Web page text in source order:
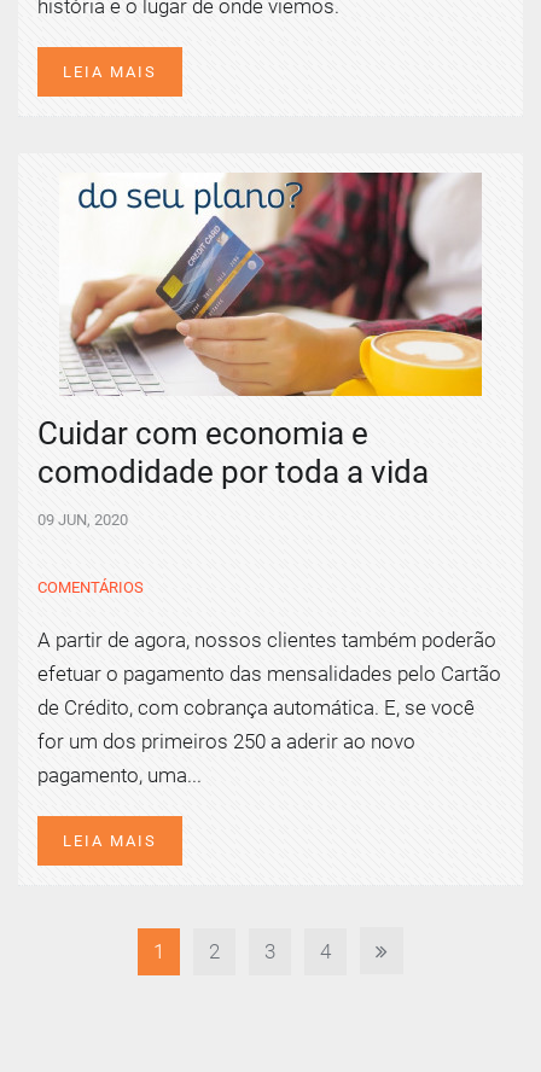
história e o lugar de onde viemos.
LEIA MAIS
Cuidar com economia e
comodidade por toda a vida
09 JUN, 2020
COMENTÁRIOS
A partir de agora, nossos clientes também poderão
efetuar o pagamento das mensalidades pelo Cartão
de Crédito, com cobrança automática. E, se você
for um dos primeiros 250 a aderir ao novo
pagamento, uma...
LEIA MAIS
1 2 3 4